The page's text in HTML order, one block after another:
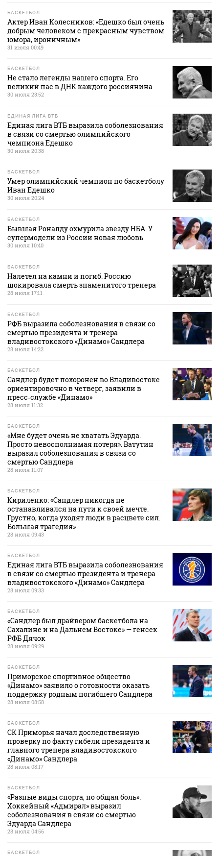
БАСКЕТБОЛ
Актер Иван Колесников: «Едешко был очень
добрым человеком с прекрасным чувством
юмора, ироничным»
31 июля 00:49
БАСКЕТБОЛ
Не стало легенды нашего спорта. Его
великий пас в ДНК каждого россиянина
30 июля 23:52
ЕДИНАЯ ЛИГА ВТБ
Единая лига ВТБ выразила соболезнования
в связи со смертью олимпийского
чемпиона Едешко
30 июля 20:38
БАСКЕТБОЛ
Умер олимпийский чемпион по баскетболу
Иван Едешко
30 июля 20:24
БАСКЕТБОЛ
Бывшая Роналду охмурила звезду НБА. У
супермодели из России новая любовь
30 июля 10:40
БАСКЕТБОЛ
Налетел на камни и погиб. Россию
шокировала смерть знаменитого тренера
28 июля 17:11
БАСКЕТБОЛ
РФБ выразила соболезнования в связи со
смертью президента и тренера
владивостокского «Динамо» Сандлера
28 июля 14:22
БАСКЕТБОЛ
Сандлер будет похоронен во Владивостоке
ориентировочно в четверг, заявили в
пресс‑службе «Динамо»
28 июля 11:32
БАСКЕТБОЛ
«Мне будет очень не хватать Эдуарда.
Просто невосполнимая потеря». Ватутин
выразил соболезнования в связи со
смертью Сандлера
28 июля 11:07
БАСКЕТБОЛ
Кириленко: «Сандлер никогда не
останавливался на пути к своей мечте.
Грустно, когда уходят люди в расцвете сил.
Большая трагедия»
28 июля 09:43
БАСКЕТБОЛ
Единая лига ВТБ выразила соболезнования
в связи со смертью президента и тренера
владивостокского «Динамо» Сандлера
28 июля 09:33
БАСКЕТБОЛ
«Сандлер был драйвером баскетбола на
Сахалине и на Дальнем Востоке» — генсек
РФБ Дячок
28 июля 09:29
БАСКЕТБОЛ
Приморское спортивное общество
«Динамо» заявило о готовности оказать
поддержку родным погибшего Сандлера
28 июля 08:58
БАСКЕТБОЛ
СК Приморья начал доследственную
проверку по факту гибели президента и
главного тренера владивостокского
«Динамо» Сандлера
28 июля 08:17
БАСКЕТБОЛ
«Разные виды спорта, но общая боль».
Хоккейный «Адмирал» выразил
соболезнования в связи со смертью
Эдуарда Сандлера
28 июля 04:56
БАСКЕТБОЛ